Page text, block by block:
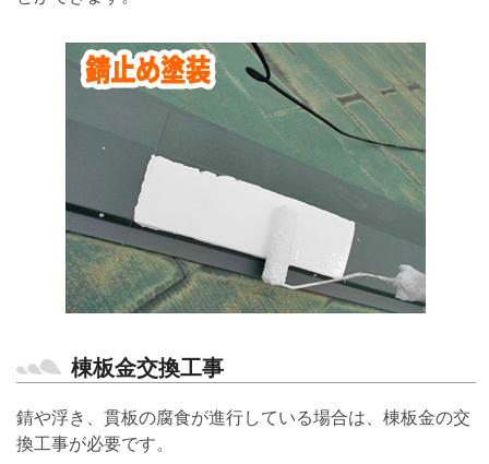
棟板金交換工事
錆や浮き、貫板の腐食が進行している場合は、棟板金の交
換工事が必要です。